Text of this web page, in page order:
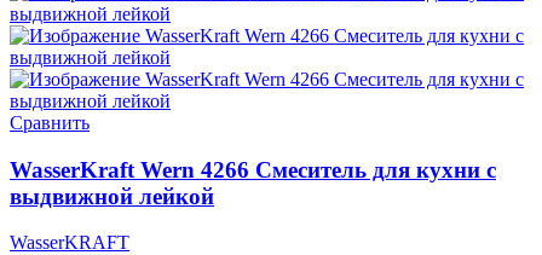
Сравнить
WasserKraft Wern 4266 Смеситель для кухни с
выдвижной лейкой
WasserKRAFT